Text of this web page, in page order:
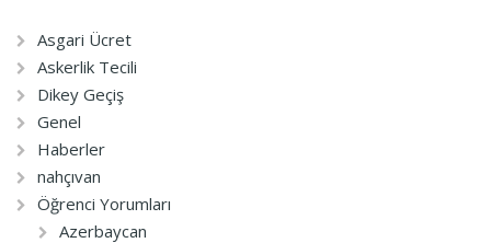
Asgari Ücret
Askerlik Tecili
Dikey Geçiş
Genel
Haberler
nahçıvan
Öğrenci Yorumları
Azerbaycan